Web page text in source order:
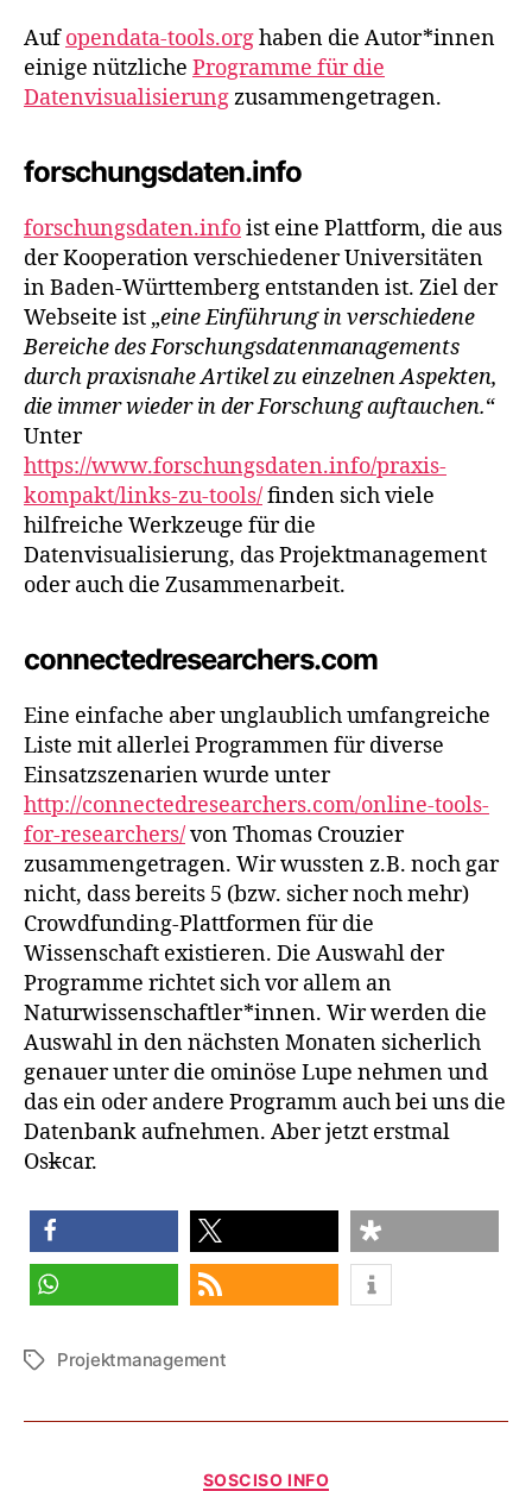
Aufopendata-tools.orghaben die Autor*innen
einige nützliche Programme für die
Datenvisualisierungzusammengetragen.
forschungsdaten.info
forschungsdaten.infoist eine Plattform, die aus
der Kooperation verschiedener Universitäten
in Baden-Württemberg entstanden ist. Ziel der
Webseite ist „eine Einführung in verschiedene
Bereiche des Forschungs­daten­managements
durch praxisnahe Artikel zu einzelnen Aspekten,
die immer wieder in der Forschung auftauchen.“
Unter
https://www.forschungsdaten.info/praxis-
kompakt/links-zu-tools/finden sich viele
hilfreiche Werkzeuge für die
Datenvisualisierung, das Projektmanagement
oder auch die Zusammenarbeit.
connectedresearchers.com
Eine einfache aber unglaublich umfangreiche
Liste mit allerlei Programmen für diverse
Einsatzszenarien wurde unter
http://connectedresearchers.com/online-tools-
for-researchers/von Thomas Crouzier
zusammengetragen. Wir wussten z.B. noch gar
nicht, dass bereits 5 (bzw. sicher noch mehr)
Crowdfunding-Plattformen für die
Wissenschaft existieren. Die Auswahl der
Programme richtet sich vor allem an
Naturwissenschaftler*innen. Wir werden die
Auswahl in den nächsten Monaten sicherlich
genauer unter die ominöse Lupe nehmen und
das ein oder andere Programm auch bei uns die
Datenbank aufnehmen. Aber jetzt erstmal
Oskcar.
teilen teilen teilen
Schlagwörter
Projektmanagement
Kategorien
SOSCISO INFO